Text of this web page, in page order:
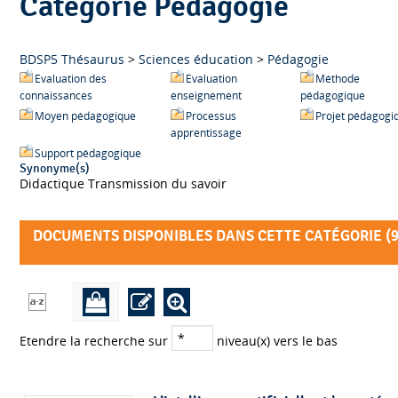
BDSP5 Thésaurus > Sciences éducation > Pédagogie
Evaluation des
connaissances
Evaluation
enseignement
Méthode
pédagogique
Moyen pédagogique
Processus
apprentissage
Projet
Support pédagogique
Synonyme(s)
Didactique Transmission du savoir
DOCUMENTS DISPONIBLES DANS CETTE CATÉGORIE (
Etendre la recherche sur niveau(x) vers le bas